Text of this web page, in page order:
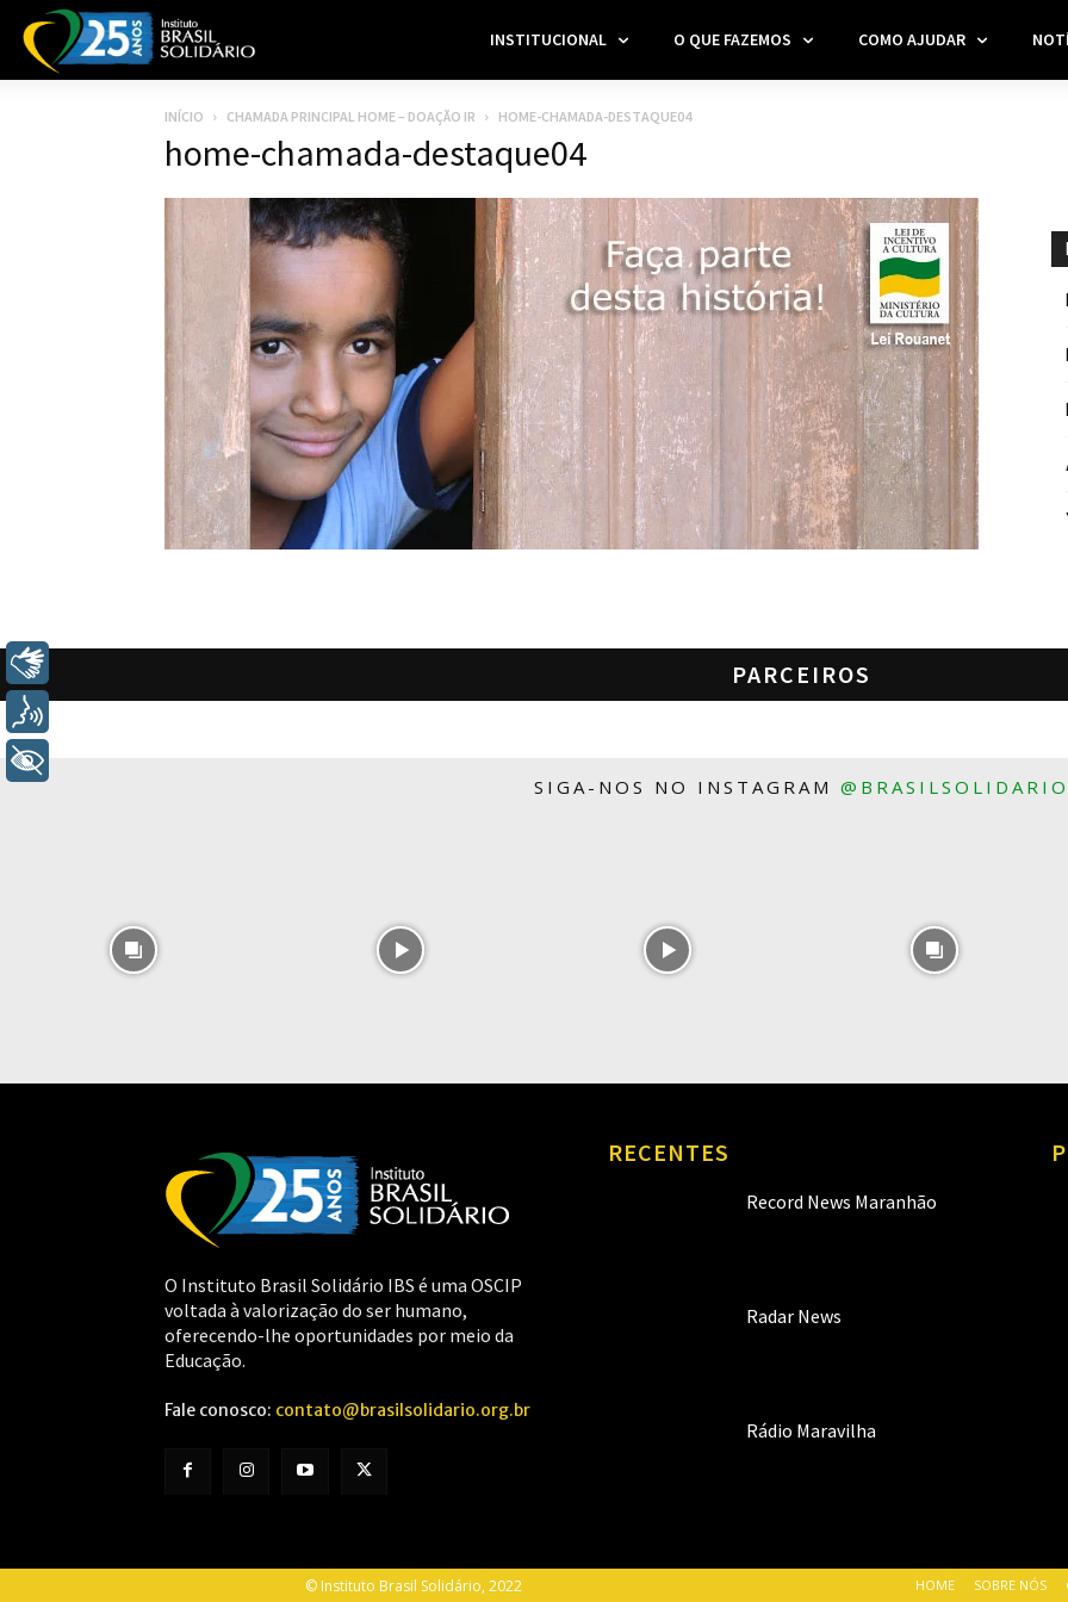
INSTITUCIONAL O QUE FAZEMOS COMO AJUDAR
INÍCIO CHAMADA PRINCIPAL HOME – DOAÇÃO IR HOME-CHAMADA-DESTAQUE04
home-chamada-destaque04
PARCEIROS
SIGA-NOS NO INSTAGRAM @BRASILSOLIDARIO
O Instituto Brasil Solidário IBS é uma OSCIP
voltada à valorização do ser humano,
oferecendo-lhe oportunidades por meio da
Educação.
Fale conosco: contato@brasilsolidario.org.br
RECENTES
Record News Maranhão
Radar News
Rádio Maravilha
© Instituto Brasil Solidário, 2022 HOME SOBRE NÓS